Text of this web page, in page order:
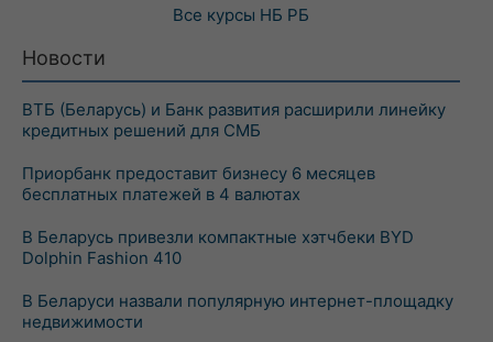
Все курсы НБ РБ
Новости
ВТБ (Беларусь) и Банк развития расширили линейку
кредитных решений для СМБ
Приорбанк предоставит бизнесу 6 месяцев
бесплатных платежей в 4 валютах
В Беларусь привезли компактные хэтчбеки BYD
Dolphin Fashion 410
В Беларуси назвали популярную интернет-площадку
недвижимости